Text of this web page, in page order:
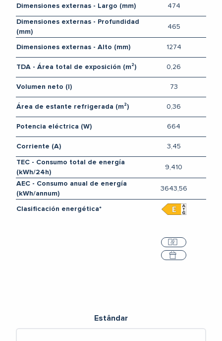
Dimensiones externas - Largo (mm) 474
Dimensiones externas - Profundidad
(mm)
465
Dimensiones externas - Alto (mm) 1274
TDA - Área total de exposición (m²) 0,26
Volumen neto (l) 73
Área de estante refrigerada (m²) 0,36
Potencia eléctrica (W) 664
Corriente (A) 3,45
TEC - Consumo total de energía
(kWh/24h)
9,410
AEC - Consumo anual de energía
(kWh/annum)
3643,56
Clasificación energética*
Comparar
Seleccione
Estândar